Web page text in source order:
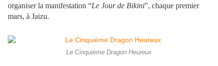
organiser la manifestation “Le Jour de Bikini”, chaque premier
mars, à Jaizu.
Le Cinquième Dragon Heureux